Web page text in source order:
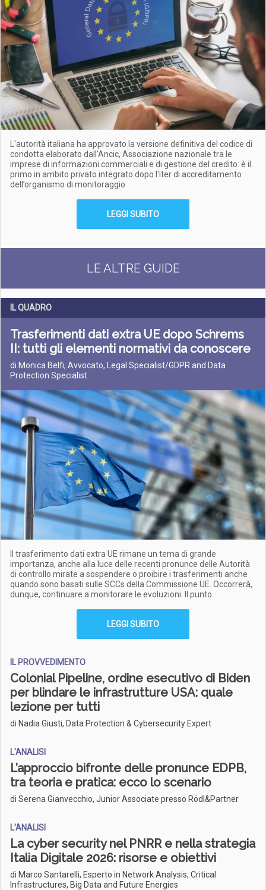
L'autorità italiana ha approvato la versione definitiva del codice di
condotta elaborato dall’Ancic, Associazione nazionale tra le
imprese di informazioni commerciali e di gestione del credito: è il
primo in ambito privato integrato dopo l'iter di accreditamento
dell’organismo di monitoraggio
LEGGI SUBITO
LE ALTRE GUIDE
IL QUADRO
Trasferimenti dati extra UE dopo Schrems
II: tutti gli elementi normativi da conoscere
di Monica Belfi, Avvocato, Legal Specialist/GDPR and Data
Protection Specialist
Il trasferimento dati extra UE rimane un tema di grande
importanza, anche alla luce delle recenti pronunce delle Autorità
di controllo mirate a sospendere o proibire i trasferimenti anche
quando sono basati sulle SCCs della Commissione UE. Occorrerà,
dunque, continuare a monitorare le evoluzioni. Il punto
LEGGI SUBITO
IL PROVVEDIMENTO
Colonial Pipeline, ordine esecutivo di Biden
per blindare le infrastrutture USA: quale
lezione per tutti
di Nadia Giusti, Data Protection & Cybersecurity Expert
L'ANALISI
L’approccio bifronte delle pronunce EDPB,
tra teoria e pratica: ecco lo scenario
di Serena Gianvecchio, Junior Associate presso Rödl&Partner
L'ANALISI
La cyber security nel PNRR e nella strategia
Italia Digitale 2026: risorse e obiettivi
di Marco Santarelli, Esperto in Network Analysis, Critical
Infrastructures, Big Data and Future Energies